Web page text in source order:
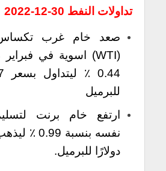
تداولات النفط 30-12-2022
صعد خام غرب
للبرميل
ارتفع خام برنت
دولارًا للبرميل.